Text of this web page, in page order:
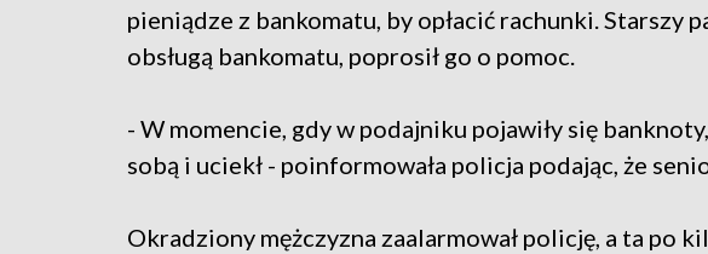
pieniądze z bankomatu, by opłacić rachunki. Starszy
obsługą bankomatu, poprosił go o pomoc.
- W momencie, gdy w podajniku pojawiły się
sobą i uciekł - poinformowała policja podając, że
Okradziony mężczyzna zaalarmował policję, a ta po